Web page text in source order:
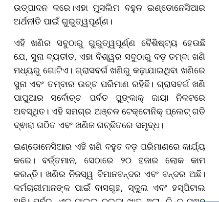
ଉତ୍ପାଦନ କରେ।ଏହା ମୁସଲିମ ବହୁଳ ଇଣ୍ଡୋନେସିଆର
ଅର୍ଥନୀତି ପାଇଁ ଗୁରୁତ୍ୱପୂର୍ଣ୍ଣ।
ଏହି ଖଣିର ସବୁଠାରୁ ଗୁରୁତ୍ୱପୂର୍ଣ୍ଣ ବୈଶିଷ୍ଟ୍ୟ ହେଉଛି
ଯେ, ସୁନା ବ୍ୟତୀତ, ଏହା ବିଶ୍ୱର ସବୁଠାରୁ ବଡ଼ ତମ୍ବା ଖଣି
ମଧ୍ୟରୁ ଗୋଟିଏ। ଗ୍ରାସବର୍ଗ ଖଣିରୁ କଢ଼ାଯାଇଥିବା ଖଣିରେ
ସୁନା ଏବଂ ତମ୍ବାର ଉଚ୍ଚ ପରିମାଣ ରହିଛି। ଗ୍ରାସବର୍ଗ ଖଣି
ପାପୁଆର ସର୍ବୋଚ୍ଚ ପର୍ବତ ପୁଙ୍କାକ୍ ଜାୟା ନିକଟରେ
ଅବସ୍ଥିତ। ଏହି ସମଗ୍ର ଅଞ୍ଚଳ ଟେକ୍ଟୋନିକ୍ ପ୍ଲେଟ୍ ଗତି
ଦ୍ଵାରା ଗଠିତ ଏବଂ ଖଣିଜ ଗଚ୍ଛିତରେ ସମୃଦ୍ଧ।
ଇଣ୍ଡୋନେସିଆର ଏହି ଖଣି ବହୁତ ବଡ଼ ପରିମାଣରେ କାର୍ଯ୍ୟ
କରେ। ବର୍ତ୍ତମାନ, ସେଠାରେ ୨୦ ହଜାର ଲୋକ କାମ
କରନ୍ତି। ଖଣିର ନିଜସ୍ୱ ବିମାନବନ୍ଦର ଏବଂ ବନ୍ଦର ଅଛି।
କର୍ମଚାରୀମାନଙ୍କ ପାଇଁ ବାସଗୃହ, ସ୍କୁଲ ଏବଂ ହସ୍ପିଟାଲ